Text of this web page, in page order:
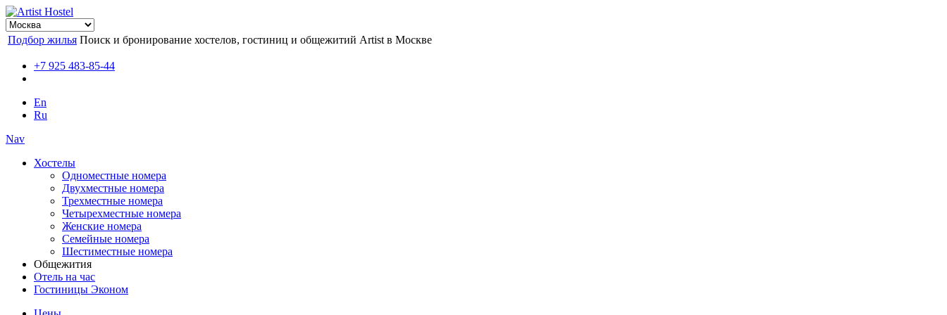
Подбор жилья Поиск и бронирование хостелов, гостиниц и общежитий Artist в Москве
+7 925 483-85-44
En
Ru
Nav
Хостелы
Одноместные номера
Двухместные номера
Трехместные номера
Четырехместные номера
Женские номера
Семейные номера
Шестиместные номера
Общежития
Отель на час
Гостиницы Эконом